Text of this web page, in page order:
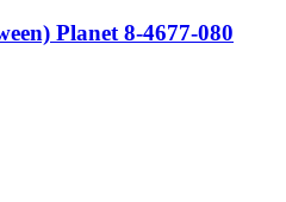
Planet 8-4677-080